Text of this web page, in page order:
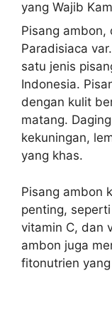
Pisang ambon,
Paradisiaca
satu jenis
Indonesia.
dengan kulit
matang.
kekuningan,
yang khas.
Pisang ambon
penting,
vitamin C, dan
ambon juga
fitonutrien